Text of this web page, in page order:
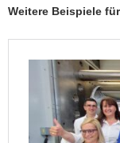
Weitere Beispiele